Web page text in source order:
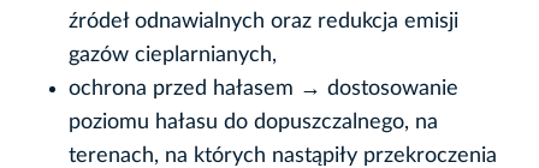
źródeł odnawialnych oraz redukcja emisji
gazów cieplarnianych,
ochrona przed hałasem → dostosowanie
poziomu hałasu do dopuszczalnego, na
terenach, na których nastąpiły przekroczenia